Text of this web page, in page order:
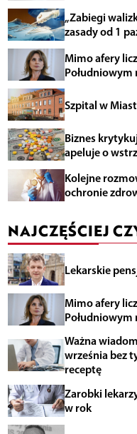
„Zabiegi
zasady od 1
Mimo afery
Południowym
Szpital w
Biznes
apeluje o
Kolejne
ochronie
NAJCZĘŚCIEJ
Lekarskie
Mimo afery
Południowym
Ważna
września bez
receptę
Zarobki
w rok